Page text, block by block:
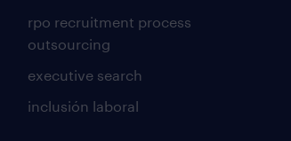
rpo recruitment process
outsourcing
executive search
inclusión laboral